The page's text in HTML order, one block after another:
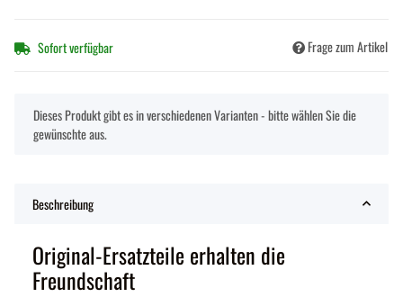
Sofort verfügbar Frage zum Artikel
xDieses Produkt gibt es in verschiedenen Varianten - bitte wählen Sie die
gewünschte aus.
Beschreibung
Original-Ersatzteile erhalten die
Freundschaft